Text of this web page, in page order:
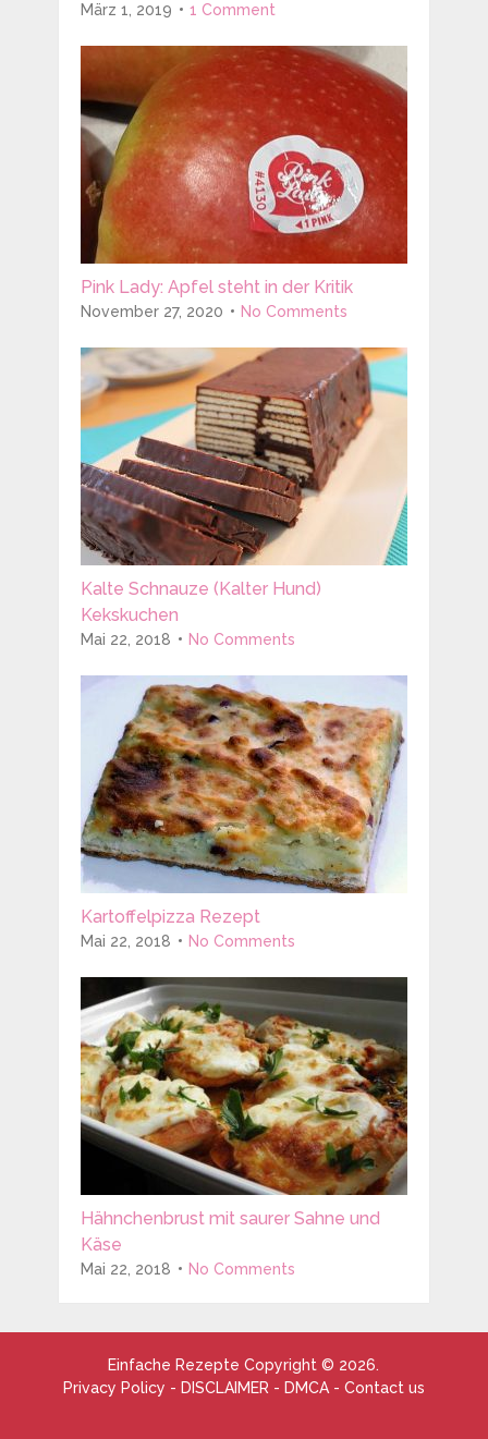
März 1, 2019 1 Comment
Pink Lady: Apfel steht in der Kritik
November 27, 2020 No Comments
Kalte Schnauze (Kalter Hund)
Kekskuchen
Mai 22, 2018 No Comments
Kartoffelpizza Rezept
Mai 22, 2018 No Comments
Hähnchenbrust mit saurer Sahne und
Käse
Mai 22, 2018 No Comments
Einfache Rezepte Copyright © 2026.
Privacy Policy - DISCLAIMER - DMCA- Contact us